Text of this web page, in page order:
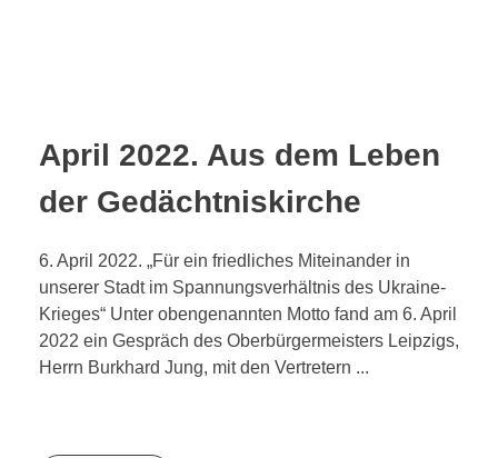
April 2022. Aus dem Leben
der Gedächtniskirche
6. April 2022. „Für ein friedliches Miteinander in
unserer Stadt im Spannungsverhältnis des Ukraine-
Krieges“ Unter obengenannten Motto fand am 6. April
2022 ein Gespräch des Oberbürgermeisters Leipzigs,
Herrn Burkhard Jung, mit den Vertretern ...